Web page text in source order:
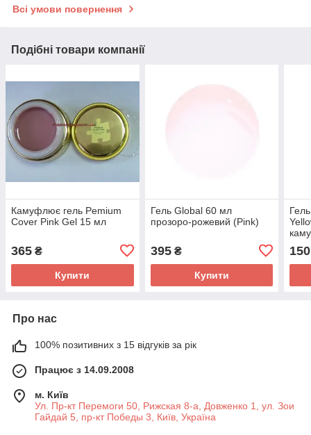
Всі умови повернення
Подібні товари компанії
Камуфлює гель Pemium
Cover Pink Gel 15 мл
365 ₴
Купити
Гель Global 60 мл
прозоро-рожевий (Pink)
395₴
Купити
150
Про нас
100% позитивних з 15 відгуків за рік
Працює з 14.09.2008
м. Київ
Ул. Пр-кт Перемоги 50, Рижская 8-а, Довженко 1, ул. Зои
Гайдай 5, пр-кт Победы 3, Київ, Україна